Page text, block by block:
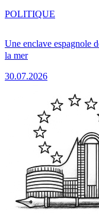
Une enclave espagnole
la mer
30.07.2026
POLITIQUE